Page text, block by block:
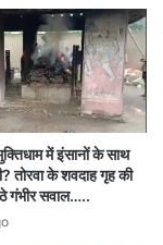
प्रभाव से
में इंसानों के साथ
तोरवा के शवदाह गृह की
गंभीर सवाल…..